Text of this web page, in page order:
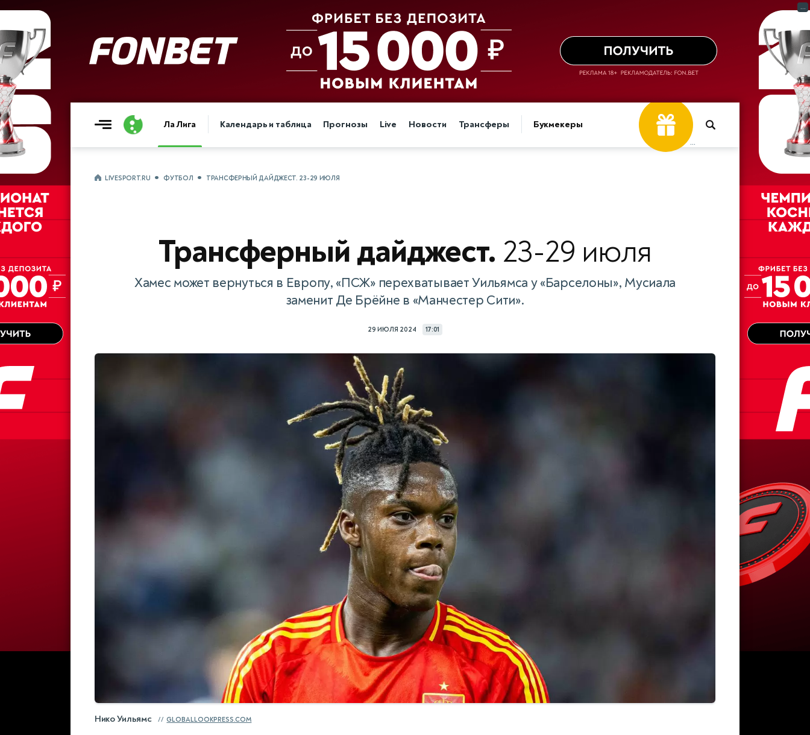
Ла Лига Календарь и таблица Прогнозы Live Новости Трансферы Букмекеры
...
LIVESPORT.RU ФУТБОЛ ТРАНСФЕРНЫЙ ДАЙДЖЕСТ. 23-29 ИЮЛЯ
Трансферный дайджест. 23-29 июля
Хамес может вернуться в Европу, «ПСЖ» перехватывает Уильямса у «Барселоны», Мусиала
заменит Де Брёйне в «Манчестер Сити».
29 ИЮЛЯ 2024 17:01
Нико Уильямс GLOBALLOOKPRESS.COM
...